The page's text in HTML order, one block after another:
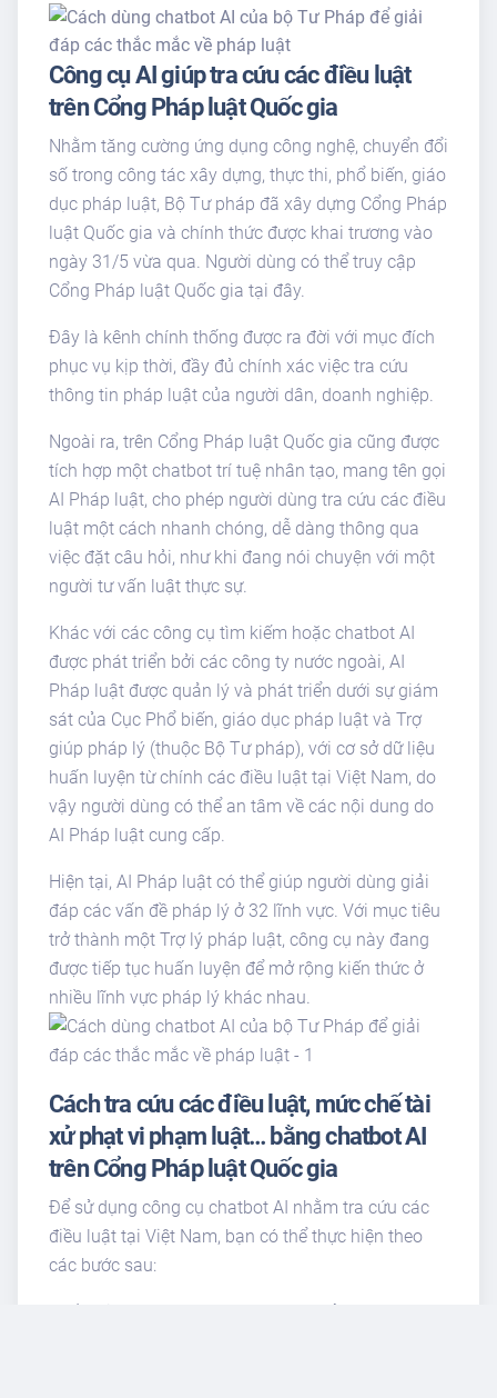
Công cụ AI giúp tra cứu các điều luật
trên Cổng Pháp luật Quốc gia
Nhằm tăng cường ứng dụng công nghệ, chuyển đổi
số trong công tác xây dựng, thực thi, phổ biến, giáo
dục pháp luật, Bộ Tư pháp đã xây dựng Cổng Pháp
luật Quốc gia và chính thức được khai trương vào
ngày 31/5 vừa qua. Người dùng có thể truy cập
Cổng Pháp luật Quốc gia tại đây.
Đây là kênh chính thống được ra đời với mục đích
phục vụ kịp thời, đầy đủ chính xác việc tra cứu
thông tin pháp luật của người dân, doanh nghiệp.
Ngoài ra, trên Cổng Pháp luật Quốc gia cũng được
tích hợp một chatbot trí tuệ nhân tạo, mang tên gọi
AI Pháp luật, cho phép người dùng tra cứu các điều
luật một cách nhanh chóng, dễ dàng thông qua
việc đặt câu hỏi, như khi đang nói chuyện với một
người tư vấn luật thực sự.
Khác với các công cụ tìm kiếm hoặc chatbot AI
được phát triển bởi các công ty nước ngoài, AI
Pháp luật được quản lý và phát triển dưới sự giám
sát của Cục Phổ biến, giáo dục pháp luật và Trợ
giúp pháp lý (thuộc Bộ Tư pháp), với cơ sở dữ liệu
huấn luyện từ chính các điều luật tại Việt Nam, do
vậy người dùng có thể an tâm về các nội dung do
AI Pháp luật cung cấp.
Hiện tại, AI Pháp luật có thể giúp người dùng giải
đáp các vấn đề pháp lý ở 32 lĩnh vực. Với mục tiêu
trở thành một Trợ lý pháp luật, công cụ này đang
được tiếp tục huấn luyện để mở rộng kiến thức ở
nhiều lĩnh vực pháp lý khác nhau.
Cách tra cứu các điều luật, mức chế tài
xử phạt vi phạm luật… bằng chatbot AI
trên Cổng Pháp luật Quốc gia
Để sử dụng công cụ chatbot AI nhằm tra cứu các
điều luật tại Việt Nam, bạn có thể thực hiện theo
các bước sau:
– Đầu tiên, truy cập vào trang web của chatbot AI